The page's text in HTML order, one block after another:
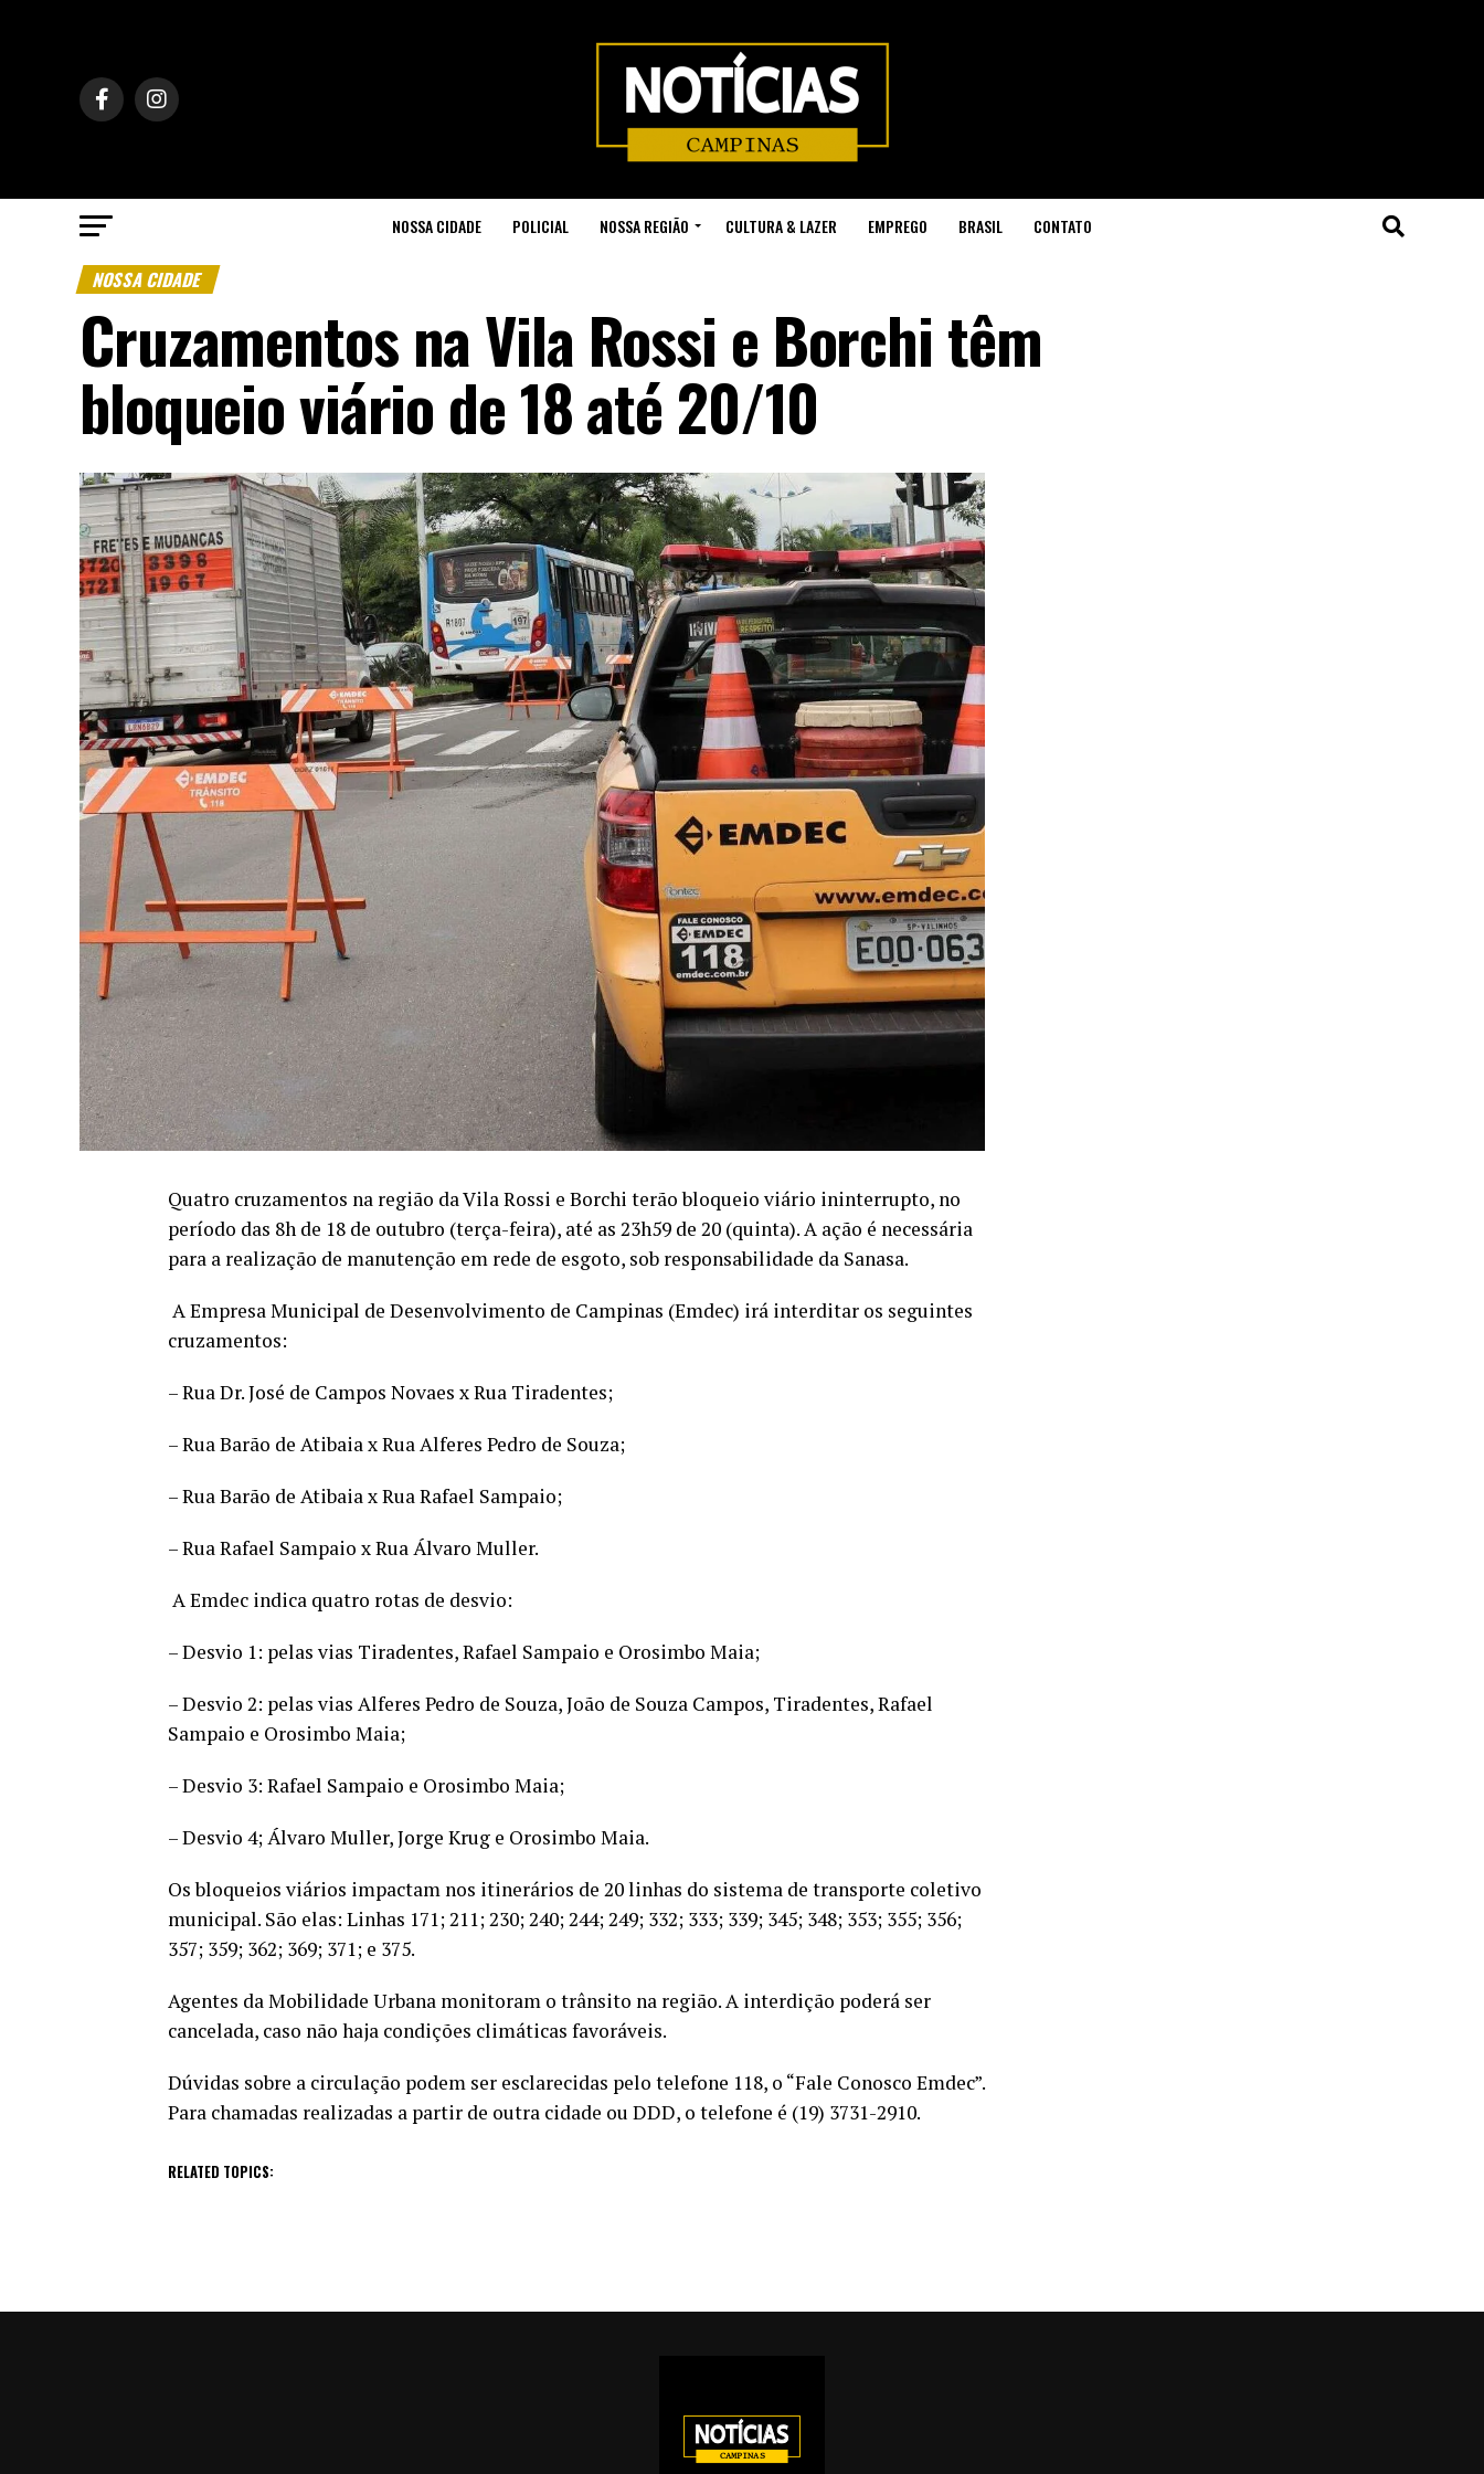
NOSSA CIDADE POLICIAL NOSSA REGIÃO CULTURA & LAZER EMPREGO BRASIL CONTATO
NOSSA CIDADE
Cruzamentos na Vila Rossi e Borchi têm
bloqueio viário de 18 até 20/10
Quatro cruzamentos na região da Vila Rossi e Borchi terão bloqueio viário ininterrupto, no
período das 8h de 18 de outubro (terça-feira), até as 23h59 de 20 (quinta). A ação é necessária
para a realização de manutenção em rede de esgoto, sob responsabilidade da Sanasa.
A Empresa Municipal de Desenvolvimento de Campinas (Emdec) irá interditar os seguintes
cruzamentos:
– Rua Dr. José de Campos Novaes x Rua Tiradentes;
– Rua Barão de Atibaia x Rua Alferes Pedro de Souza;
– Rua Barão de Atibaia x Rua Rafael Sampaio;
– Rua Rafael Sampaio x Rua Álvaro Muller.
A Emdec indica quatro rotas de desvio:
– Desvio 1: pelas vias Tiradentes, Rafael Sampaio e Orosimbo Maia;
– Desvio 2: pelas vias Alferes Pedro de Souza, João de Souza Campos, Tiradentes, Rafael
Sampaio e Orosimbo Maia;
– Desvio 3: Rafael Sampaio e Orosimbo Maia;
– Desvio 4; Álvaro Muller, Jorge Krug e Orosimbo Maia.
Os bloqueios viários impactam nos itinerários de 20 linhas do sistema de transporte coletivo
municipal. São elas: Linhas 171; 211; 230; 240; 244; 249; 332; 333; 339; 345; 348; 353; 355; 356;
357; 359; 362; 369; 371; e 375.
Agentes da Mobilidade Urbana monitoram o trânsito na região. A interdição poderá ser
cancelada, caso não haja condições climáticas favoráveis.
Dúvidas sobre a circulação podem ser esclarecidas pelo telefone 118, o “Fale Conosco Emdec”.
Para chamadas realizadas a partir de outra cidade ou DDD, o telefone é (19) 3731-2910.
RELATED TOPICS: